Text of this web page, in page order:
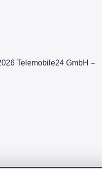
Telemobile24 GmbH –